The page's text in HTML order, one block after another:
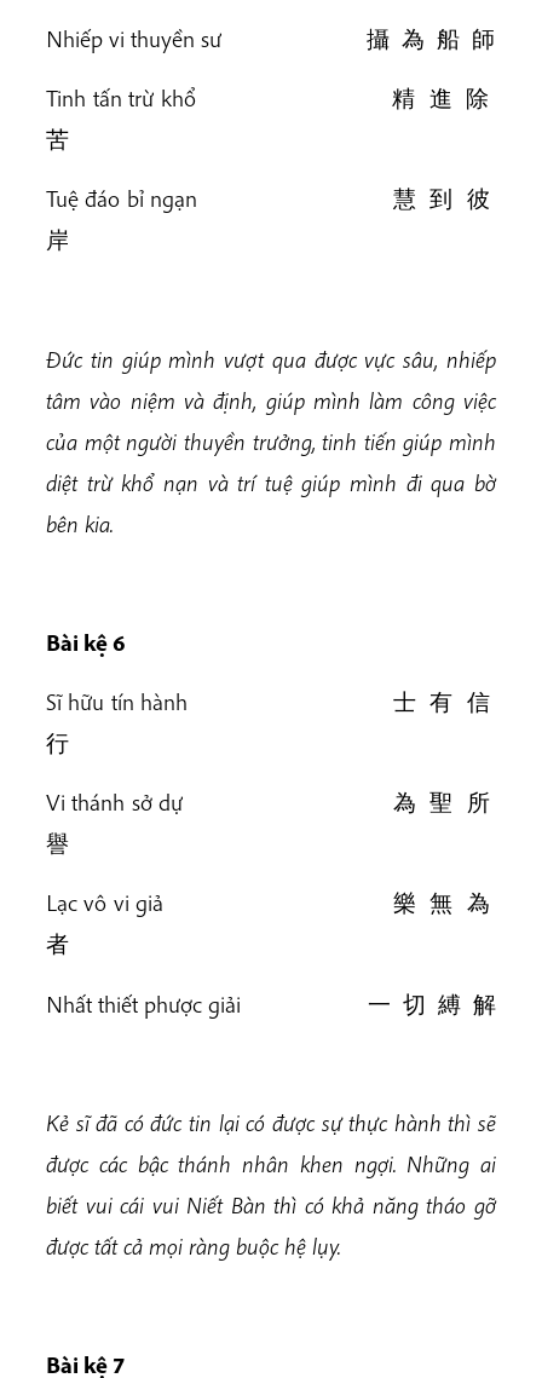
Nhiếp vi thuyền sư 攝 為 船 師
Tinh tấn trừ khổ 精 進 除
苦
Tuệ đáo bỉ ngạn 慧 到 彼
岸
Đức tin giúp mình vượt qua được vực sâu, nhiếp
tâm vào niệm và định, giúp mình làm công việc
của một người thuyền trưởng, tinh tiến giúp mình
diệt trừ khổ nạn và trí tuệ giúp mình đi qua bờ
bên kia.
Bài kệ 6
Sĩ hữu tín hành 士 有 信
行
Vi thánh sở dự 為 聖 所
譽
Lạc vô vi giả 樂 無 為
者
Nhất thiết phược giải 一 切 縛 解
Kẻ sĩ đã có đức tin lại có được sự thực hành thì sẽ
được các bậc thánh nhân khen ngợi. Những ai
biết vui cái vui Niết Bàn thì có khả năng tháo gỡ
được tất cả mọi ràng buộc hệ lụy.
Bài kệ 7